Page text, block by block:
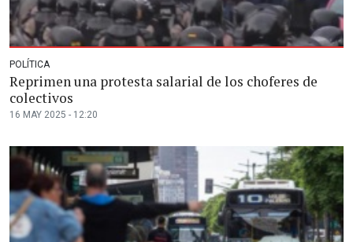
POLÍTICA
Reprimen una protesta salarial de los choferes de
colectivos
16 MAY 2025 - 12:20